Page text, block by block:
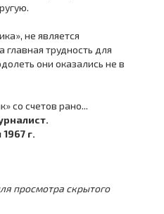
не является
трудность для
они оказались не в
со счетов рано...
г.
просмотра скрытого